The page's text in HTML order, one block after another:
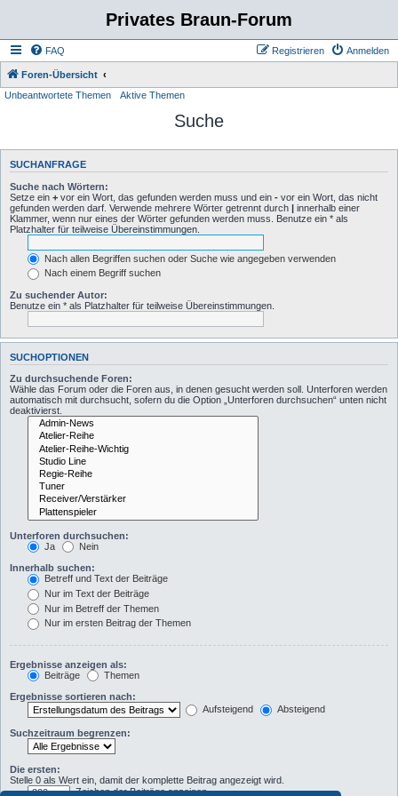
Privates Braun-Forum
FAQ Anmelden
Registrieren
Foren-Übersicht
Unbeantwortete Themen
Aktive Themen
Suche
SUCHANFRAGE
Suche nach Wörtern:
Setze ein + vor ein Wort, das gefunden werden muss und ein - vor ein Wort, das nicht
gefunden werden darf. Verwende mehrere Wörter getrennt durch | innerhalb einer
Klammer, wenn nur eines der Wörter gefunden werden muss. Benutze ein * als
Platzhalter für teilweise Übereinstimmungen.
Nach allen Begriffen suchen oder Suche wie angegeben verwenden
Nach einem Begriff suchen
Zu suchender Autor:
Benutze ein * als Platzhalter für teilweise Übereinstimmungen.
SUCHOPTIONEN
Zu durchsuchende Foren:
Wähle das Forum oder die Foren aus, in denen gesucht werden soll. Unterforen werden
automatisch mit durchsucht, sofern du die Option „Unterforen durchsuchen“ unten nicht
deaktivierst.
Unterforen durchsuchen:
Ja
Nein
Innerhalb suchen:
Betreff und Text der Beiträge
Nur im Text der Beiträge
Nur im Betreff der Themen
Nur im ersten Beitrag der Themen
Ergebnisse anzeigen als:
Beiträge
Themen
Ergebnisse sortieren nach:
Aufsteigend
Absteigend
Suchzeitraum begrenzen:
Die ersten:
Stelle 0 als Wert ein, damit der komplette Beitrag angezeigt wird.
Zeichen der Beiträge anzeigen